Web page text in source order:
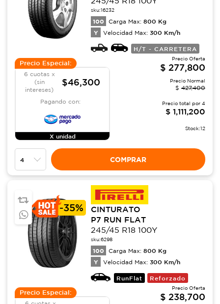
sku:16232
100 Carga Max: 800 Kg
Y Velocidad Max: 300 Km/h
H/T - CARRETERA
Precio Especial:
6 cuotas x
(sin
intereses)
$46,300
Pagando con:
X unidad
Precio Oferta
$ 277,800
Precio Normal
$ 427,400
Precio total por 4
$ 1,111,200
Stock:12
COMPRAR
-35%
CINTURATO
P7 RUN FLAT
245/45 R18 100Y
sku:6298
100 Carga Max: 800 Kg
Y Velocidad Max: 300 Km/h
RunFlat Reforzado
Precio Especial:
Precio Oferta
$ 238,700